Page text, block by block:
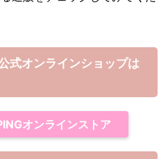
式オンラインショップは
オンラインストア